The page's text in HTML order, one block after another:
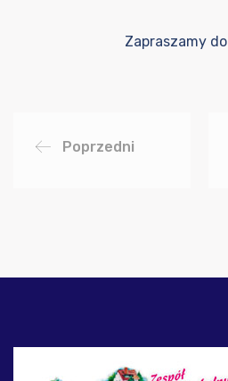
Zapraszamy do
Poprzedni